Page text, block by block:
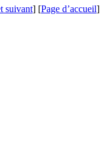
suivant] [Page d’accueil]